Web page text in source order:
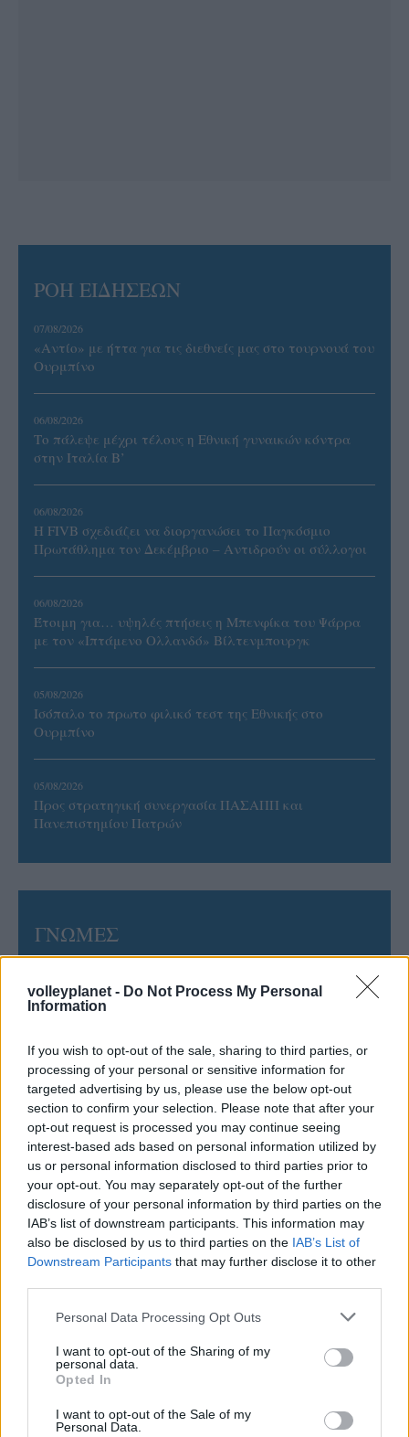
volleyplanet - Do Not Process My Personal
Information
If you wish to opt-out of the sale, sharing to third parties, or
processing of your personal or sensitive information for
targeted advertising by us, please use the below opt-out
section to confirm your selection. Please note that after your
opt-out request is processed you may continue seeing
interest-based ads based on personal information utilized by
us or personal information disclosed to third parties prior to
your opt-out. You may separately opt-out of the further
disclosure of your personal information by third parties on the
IAB’s list of downstream participants. This information may
also be disclosed by us to third parties on the IAB’s List of
Downstream Participants that may further disclose it to other
Please note that this website/app uses one or more Google
not limited to your visit or usage behaviour. You may click to
grant or deny consent to Google and its third-party tags to
use your data for below specified purposes in below Google
consent section.
Personal Data Processing Opt Outs
I want to opt-out of the Sharing of my
personal data.
Opted In
I want to opt-out of the Sale of my
Personal Data.
ΡΟΗ ΕΙΔΗΣΕΩΝ
07/08/2026
«Αντίο» με ήττα για τις διεθνείς μας στο τουρνουά του
Ουρμπίνο
06/08/2026
Το πάλεψε μέχρι τέλους η Εθνική γυναικών κόντρα
στην Ιταλία Β’
06/08/2026
Η FIVB σχεδιάζει να διοργανώσει το Παγκόσμιο
Πρωτάθλημα τον Δεκέμβριο – Αντιδρούν οι σύλλογοι
06/08/2026
Έτοιμη για… υψηλές πτήσεις η Μπενφίκα του Ψάρρα
με τον «Ιπτάμενο Ολλανδό» Βίλτενμπουργκ
05/08/2026
Ισόπαλο το πρωτο φιλικό τεστ της Εθνικής στο
Ουρμπίνο
05/08/2026
Προς στρατηγική συνεργασία ΠΑΣΑΠΠ και
Πανεπιστημίου Πατρών
ΓΝΩΜΕΣ
Από την Περούτζια του 2000
στο σήμερα: Tο τρίτο
ευρωπαϊκό ραντεβού του
Παναθηναϊκού με την
ΗΛΙΑΣ ΠΑΠΑΪΩΑΝΝΟΥ
08/03/2026
Αναγνώριση και σεβασμός
οι σημαντικότερες νίκες του
Α.Ο. Θήρας